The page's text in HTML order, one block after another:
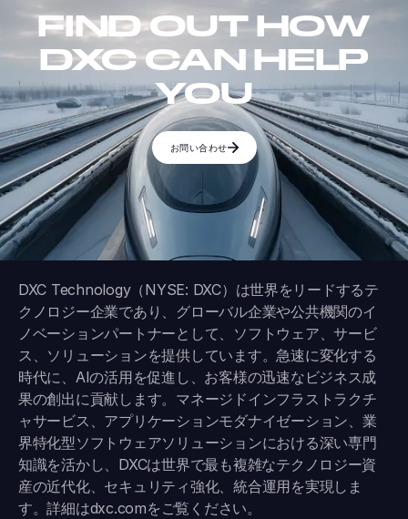
FIND OUT HOW
DXC CAN HELP
YOU
お問い合わせ
DXC Technology（NYSE: DXC）は世界をリードするテ
クノロジー企業であり、グローバル企業や公共機関のイ
ノベーションパートナーとして、ソフトウェア、サービ
ス、ソリューションを提供しています。急速に変化する
時代に、AIの活用を促進し、お客様の迅速なビジネス成
果の創出に貢献します。マネージドインフラストラクチ
ャサービス、アプリケーションモダナイゼーション、業
界特化型ソフトウェアソリューションにおける深い専門
知識を活かし、DXCは世界で最も複雑なテクノロジー資
産の近代化、セキュリティ強化、統合運用を実現しま
す。詳細はdxc.comをご覧ください。